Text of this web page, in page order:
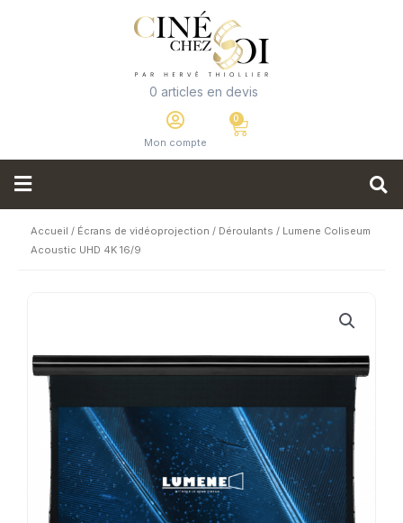
0 articles en devis
Mon compte
Accueil / Écrans de vidéoprojection / Déroulants / Lumene Coliseum
Acoustic UHD 4K 16/9